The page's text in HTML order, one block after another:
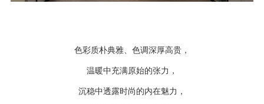
色彩质朴典雅、色调深厚高贵，
温暖中充满原始的张力，
沉稳中透露时尚的内在魅力，